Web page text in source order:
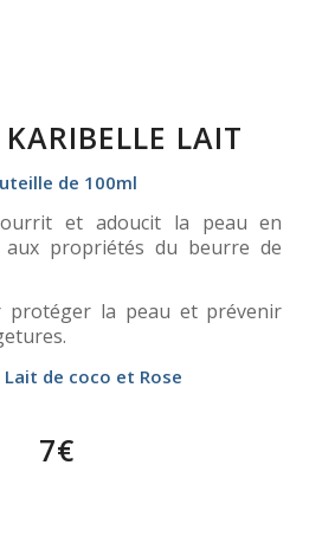
KARIBELLE LAIT
de 100ml
et adoucit la peau en
propriétés du beurre de
protéger la peau et prévenir
Lait de coco et Rose
7€